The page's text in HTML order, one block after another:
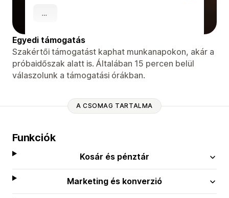
Egyedi támogatás
Szakértői támogatást kaphat munkanapokon, akár a
próbaidőszak alatt is. Általában 15 percen belül
válaszolunk a támogatási órákban.
A CSOMAG TARTALMA
Funkciók
Kosár és pénztár
Marketing és konverzió